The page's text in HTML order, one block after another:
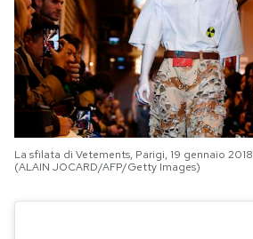
La sfilata di Vetements, Parigi, 19 gennaio 2018
(ALAIN JOCARD/AFP/Getty Images)